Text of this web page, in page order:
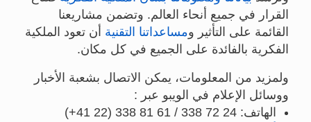
القرار في جميع أنحاء العالم. وتضمن مشاريعنا
القائمة على التأثير ومساعداتنا التقنية أن تعود الملكية
الفكرية بالفائدة على الجميع في كل مكان.
ولمزيد من المعلومات، يمكن الاتصال بشعبة الأخبار
ووسائل الإعلام في الويبو عبر :
الهاتف: 24 72 338 / 61 81 338 (22 41+)